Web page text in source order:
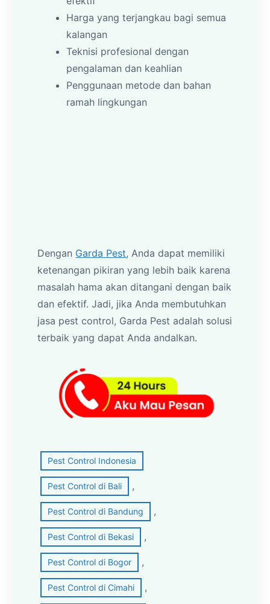
Harga yang terjangkau bagi semua
kalangan
Teknisi profesional dengan
pengalaman dan keahlian
Penggunaan metode dan bahan
ramah lingkungan
Dengan Garda Pest, Anda dapat memiliki
ketenangan pikiran yang lebih baik karena
masalah hama akan ditangani dengan baik
dan efektif. Jadi, jika Anda membutuhkan
jasa pest control, Garda Pest adalah solusi
terbaik yang dapat Anda andalkan.
Pest Control Indonesia
Pest Control di Bali ,
Pest Control di Bandung ,
Pest Control di Bekasi ,
Pest Control di Bogor ,
Pest Control di Cimahi ,